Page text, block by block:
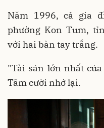
Năm 1996, cả gia
phường Kon Tum,
với hai bàn tay trắng.
"Tài sản lớn nhất
Tâm cười nhớ lại.